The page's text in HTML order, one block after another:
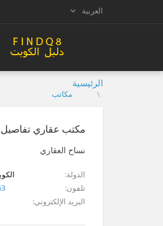
العربية
الرئيسية
مكاتب
مكتب عقاري تفاصيل
نساح العقاري
الدولة
تلفون
البريد الإلكتروني